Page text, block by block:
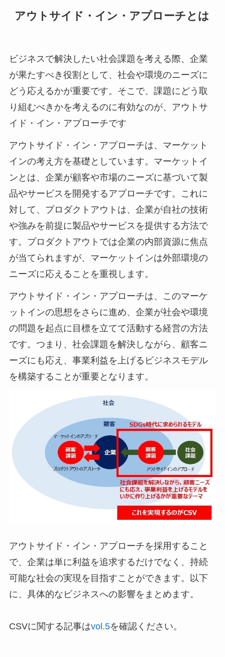
アウトサイド・イン・アプローチとは
ビジネスで解決したい社会課題を考える際、企業
が果たすべき役割として、社会や環境のニーズに
どう応えるかが重要です。そこで、課題にどう取
り組むべきかを考えるのに有効なのが、アウトサ
イド・イン・アプローチです
アウトサイド・イン・アプローチは、マーケット
インの考え方を基礎としています。マーケットイ
ンとは、企業が顧客や市場のニーズに基づいて製
品やサービスを開発するアプローチです。これに
対して、プロダクトアウトは、企業が自社の技術
や強みを前提に製品やサービスを提供する方法で
す。プロダクトアウトでは企業の内部資源に焦点
が当てられますが、マーケットインは外部環境の
ニーズに応えることを重視します。
アウトサイド・イン・アプローチは、このマーケ
ットインの思想をさらに進め、企業が社会や環境
の問題を起点に目標を立てて活動する経営の方法
です。つまり、社会課題を解決しながら、顧客ニ
ーズにも応え、事業利益を上げるビジネスモデル
を構築することが重要となります。
アウトサイド・イン・アプローチを採用すること
で、企業は単に利益を追求するだけでなく、持続
可能な社会の実現を目指すことができます。以下
に、具体的なビジネスへの影響をまとめます。
CSVに関する記事はvol.5を確認ください。